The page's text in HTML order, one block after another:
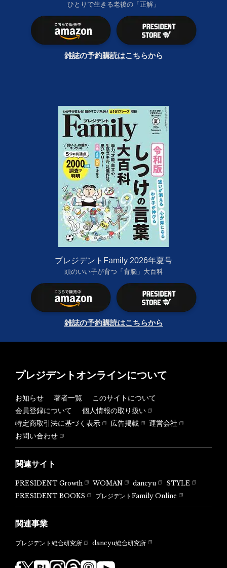
ひとりで生きる老後の「正解」
雑誌の予約購読はこちらから
プレジデントFamily 2026年夏号
頭のいい子が育つ「育脳」大百科
雑誌の予約購読はこちらから
プレジデントオンラインについて
お知らせ 著者一覧
このサイトについて
会員登録について
個人情報の取り扱い
特定商取引法に基づく表示
広告掲載
運営会社
お問い合わせ
関連サイト
PRESIDENT Growth WOMAN dancyu
STYLE
PRESIDENT BOOKS
プレジデントFamily Online
関連事業
プレジデント総合研究所 dancyu総合研究所